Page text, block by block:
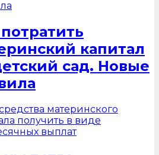
капитал
сад. Новые